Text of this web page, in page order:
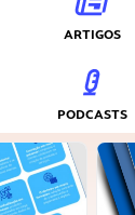
ARTIGOS
PODCASTS